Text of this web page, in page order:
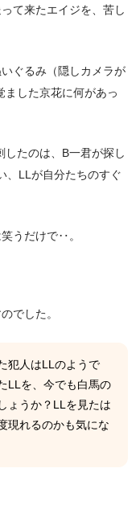
て来たエイジを、苦し
ぐるみ（隠しカメラが
ました京花に何があっ
たのは、B一君が探し
、LLが自分たちのすぐ
うだけで‥。
でした。
犯人はLLのようで
LLを、今でも白馬の
ょうか？LLを見たは
現れるのかも気にな